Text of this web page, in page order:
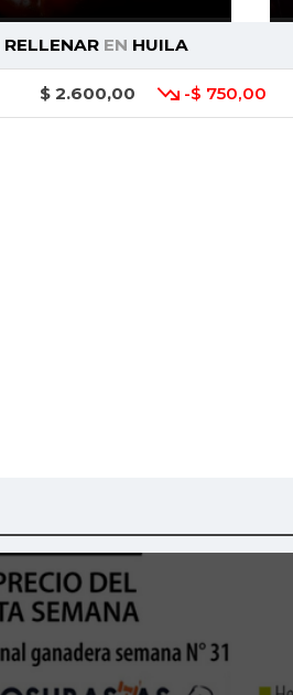
EN HUILA
$ 2.600,00 -$ 750,00